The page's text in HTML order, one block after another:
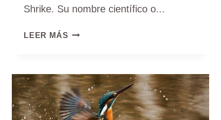
Shrike. Su nombre científico o...
LEER MÁS ALCAUDÓN